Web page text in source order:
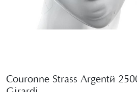
Couronne Strass Argenté